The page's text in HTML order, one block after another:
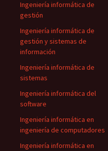
Ingeniería informática de
gestión
Ingeniería informática de
gestión y sistemas de
información
Ingeniería informática de
sistemas
Ingeniería informática del
software
Ingeniería informática en
ingeniería de computadores
Ingeniería informática en